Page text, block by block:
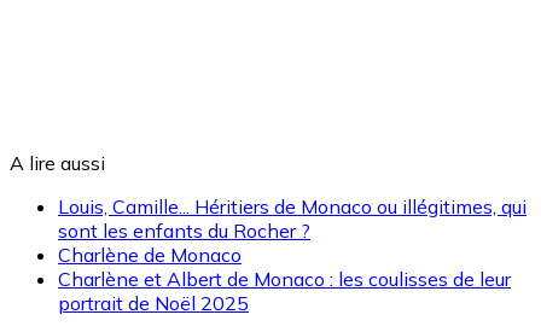
A lire aussi
Louis, Camille... Héritiers de Monaco ou illégitimes, qui
sont les enfants du Rocher ?
Charlène de Monaco
Charlène et Albert de Monaco : les coulisses de leur
portrait de Noël 2025